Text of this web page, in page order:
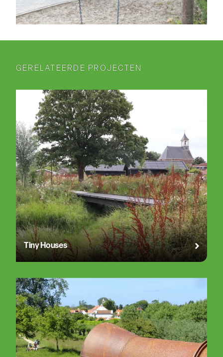
GERELATEERDE PROJECTEN
Tiny Houses